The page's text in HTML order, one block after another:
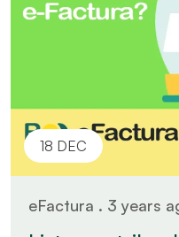
18 DEC
eFactura . 3 years